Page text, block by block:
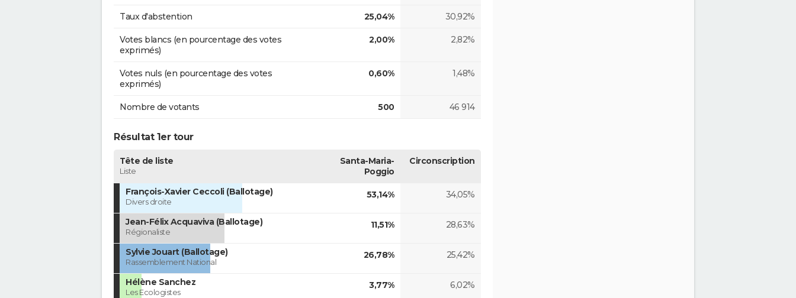
Taux d'abstention 25,04% 30,92%
Votes blancs (en pourcentage des votes
exprimés)
2,00% 2,82%
Votes nuls (en pourcentage des votes
exprimés)
0,60% 1,48%
Nombre de votants 500 46 914
Résultat 1er tour
Tête de liste
Liste
Santa-Maria-
Poggio
Circonscription
François-Xavier Ceccoli (Ballotage)
Divers droite
53,14% 34,05%
Jean-Félix Acquaviva (Ballotage)
Régionaliste
11,51% 28,63%
Sylvie Jouart (Ballotage)
Rassemblement National
26,78% 25,42%
Hélène Sanchez
Les Ecologistes
3,77% 6,02%